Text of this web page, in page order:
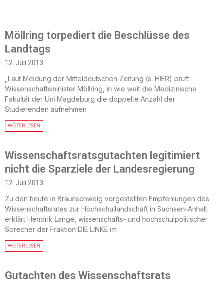
Möllring torpediert die Beschlüsse des
Landtags
12. Juli 2013
„Laut Meldung der Mitteldeutschen Zeitung (s. HIER) prüft
Wissenschaftsminister Möllring, in wie weit die Medizinische
Fakultät der Uni Magdeburg die doppelte Anzahl der
Studierenden aufnehmen
WEITERLESEN
Wissenschaftsratsgutachten legitimiert
nicht die Sparziele der Landesregierung
12. Juli 2013
Zu den heute in Braunschweig vorgestellten Empfehlungen des
Wissenschaftsrates zur Hochschullandschaft in Sachsen-Anhalt
erklärt Hendrik Lange, wissenschafts- und hochschulpolitischer
Sprecher der Fraktion DIE LINKE im
WEITERLESEN
Gutachten des Wissenschaftsrats